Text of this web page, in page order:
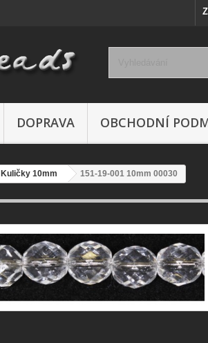
DOPRAVA OBCHODNÍ
Kuličky 10mm 151-19-001 10mm 00030